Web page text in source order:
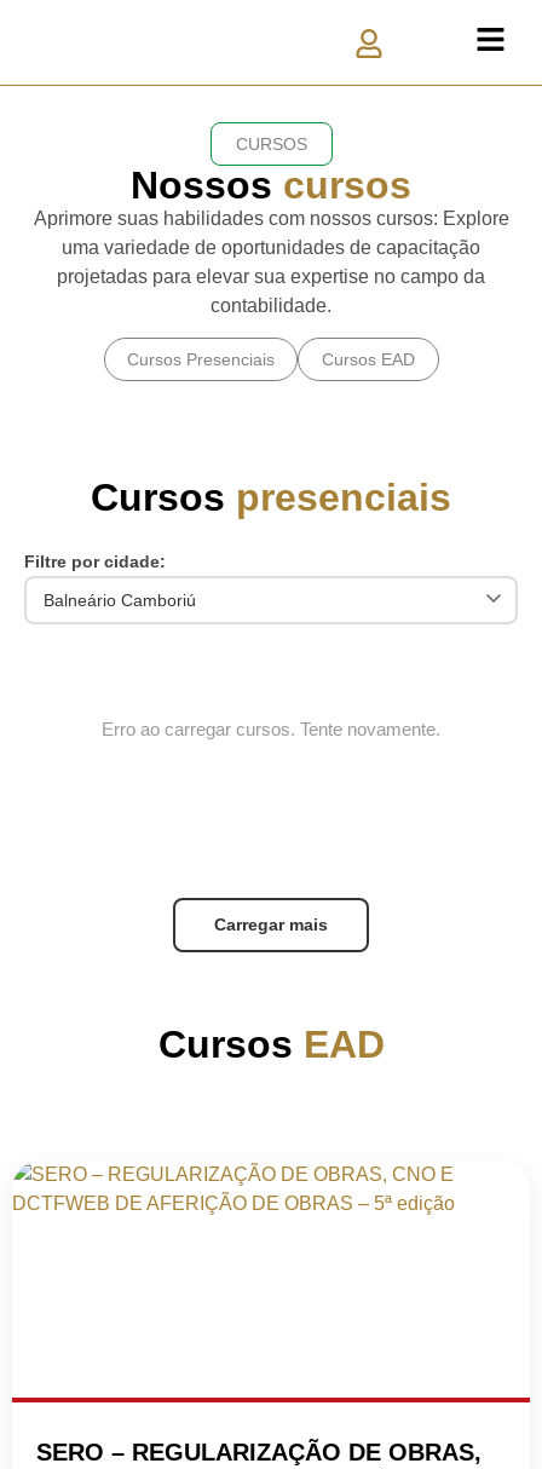
CURSOS
Nossos cursos
Aprimore suas habilidades com nossos cursos: Explore
uma variedade de oportunidades de capacitação
projetadas para elevar sua expertise no campo da
contabilidade.
Cursos Presenciais Cursos EAD
Cursos presenciais
Filtre por cidade:
Erro ao carregar cursos. Tente novamente.
Carregar mais
Cursos EAD
SERO – REGULARIZAÇÃO DE OBRAS,